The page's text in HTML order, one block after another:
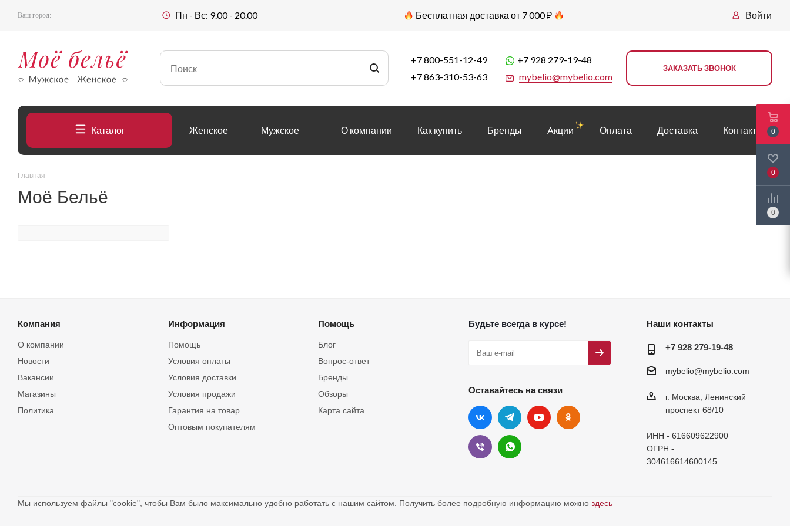
Ваш город: Пн - Вс: 9.00 - 20.00 Бесплатная доставка от 7 000 ₽ Войти
+7 800-551-12-49
+7 863-310-53-63
+7 928 279-19-48
mybelio@mybelio.com
ЗАКАЗАТЬ ЗВОНОК
Каталог Женское Мужское О компании Как купить Бренды Aкции Оплата Доставка Контакты
Главная
Моё Бельё
Компания
О компании
Новости
Вакансии
Магазины
Политика
Информация
Помощь
Условия оплаты
Условия доставки
Условия продажи
Гарантия на товар
Оптовым покупателям
Помощь
Блог
Вопрос-ответ
Бренды
Обзоры
Карта сайта
Будьте всегда в курсе!
Оставайтесь на связи
Наши контакты
+7 928 279-19-48
mybelio@mybelio.com
г. Москва, Ленинский
проспект 68/10
ИНН - 616609622900
ОГРН -
304616614600145
Мы используем файлы "cookie", чтобы Вам было максимально удобно работать с нашим сайтом. Получить более подробную информацию можно здесь
0
0
0